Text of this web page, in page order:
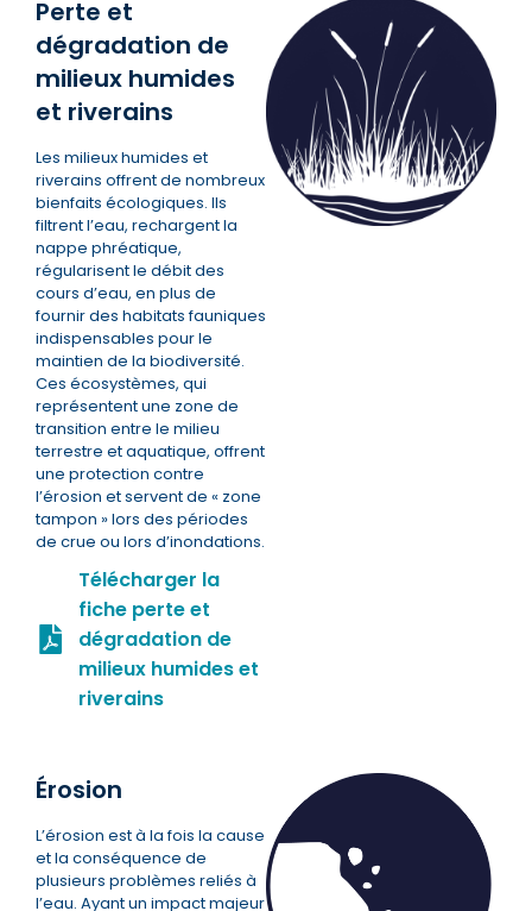
Perte et
dégradation de
milieux humides
et riverains
Les milieux humides et
riverains offrent de nombreux
bienfaits écologiques. Ils
filtrent l’eau, rechargent la
nappe phréatique,
régularisent le débit des
cours d’eau, en plus de
fournir des habitats fauniques
indispensables pour le
maintien de la biodiversité.
Ces écosystèmes, qui
représentent une zone de
transition entre le milieu
terrestre et aquatique, offrent
une protection contre
l’érosion et servent de « zone
tampon » lors des périodes
de crue ou lors d’inondations.
Télécharger la
fiche perte et
dégradation de
milieux humides et
riverains
Érosion
L’érosion est à la fois la cause
et la conséquence de
plusieurs problèmes reliés à
l’eau. Ayant un impact majeur